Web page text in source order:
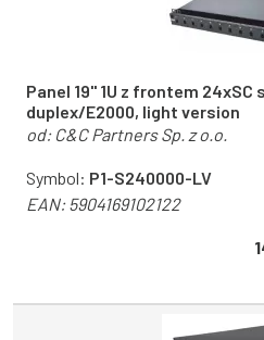
Panel 19'' 1U z frontem 24xSC
duplex/E2000, light version
od: C&C Partners Sp. z o.o.
Symbol: P1-S240000-LV
EAN:5904169102122